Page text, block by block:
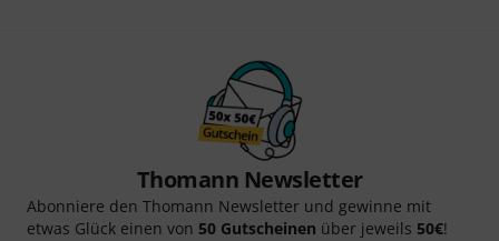
Thomann Newsletter
Abonniere den Thomann Newsletter und gewinne mit
etwas Glück einen von 50 Gutscheinen über jeweils 50€!